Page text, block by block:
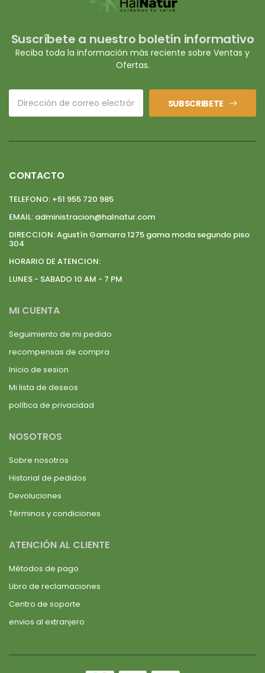
Suscríbete a nuestro boletín informativo
Reciba toda la información más reciente sobre Ventas y
Ofertas.
SUBSCRIBETE
CONTACTO
TELEFONO: +51 955 720 985
EMAIL: administracion@halnatur.com
DIRECCION:Agustín Gamarra 1275 gama moda segundo piso
304
HORARIO DE ATENCION:
LUNES - SABADO 10 AM - 7 PM
MI CUENTA
Seguimiento de mi pedido
recompensas de compra
Inicio de sesion
Mi lista de deseos
política de privacidad
NOSOTROS
Sobre nosotros
Historial de pedidos
Devoluciones
Términos y condiciones
ATENCIÓN AL CLIENTE
Métodos de pago
Libro de reclamaciones
Centro de soporte
envios al extranjero